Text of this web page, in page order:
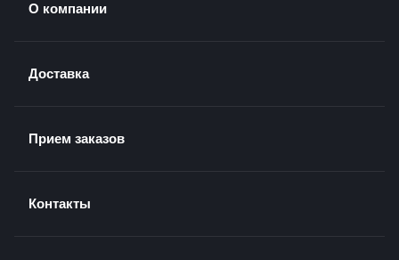
О компании
Доставка
Прием заказов
Контакты